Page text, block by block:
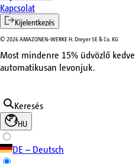
Kapcsolat
Kijelentkezés
© 2026AMAZONEN-WERKE H. Dreyer SE & Co. KG
Most mindenre 15% üdvözlő
automatikusan levonjuk.
Keresés
HU
DE – Deutsch